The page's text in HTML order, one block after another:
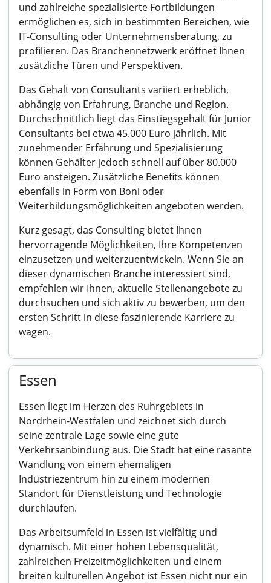
und zahlreiche spezialisierte Fortbildungen
ermöglichen es, sich in bestimmten Bereichen, wie
IT-Consulting oder Unternehmensberatung, zu
profilieren. Das Branchennetzwerk eröffnet Ihnen
zusätzliche Türen und Perspektiven.
Das Gehalt von Consultants variiert erheblich,
abhängig von Erfahrung, Branche und Region.
Durchschnittlich liegt das Einstiegsgehalt für Junior
Consultants bei etwa 45.000 Euro jährlich. Mit
zunehmender Erfahrung und Spezialisierung
können Gehälter jedoch schnell auf über 80.000
Euro ansteigen. Zusätzliche Benefits können
ebenfalls in Form von Boni oder
Weiterbildungsmöglichkeiten angeboten werden.
Kurz gesagt, das Consulting bietet Ihnen
hervorragende Möglichkeiten, Ihre Kompetenzen
einzusetzen und weiterzuentwickeln. Wenn Sie an
dieser dynamischen Branche interessiert sind,
empfehlen wir Ihnen, aktuelle Stellenangebote zu
durchsuchen und sich aktiv zu bewerben, um den
ersten Schritt in diese faszinierende Karriere zu
wagen.
Essen
Essen liegt im Herzen des Ruhrgebiets in
Nordrhein-Westfalen und zeichnet sich durch
seine zentrale Lage sowie eine gute
Verkehrsanbindung aus. Die Stadt hat eine rasante
Wandlung von einem ehemaligen
Industriezentrum hin zu einem modernen
Standort für Dienstleistung und Technologie
durchlaufen.
Das Arbeitsumfeld in Essen ist vielfältig und
dynamisch. Mit einer hohen Lebensqualität,
zahlreichen Freizeitmöglichkeiten und einem
breiten kulturellen Angebot ist Essen nicht nur ein